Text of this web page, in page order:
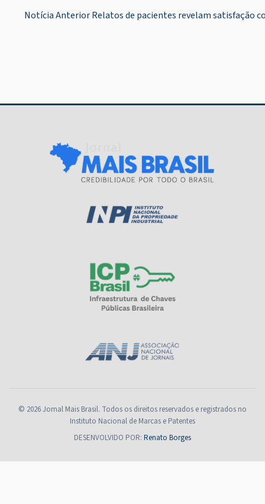
Navegação
Notícia AnteriorRelatos de pacientes revelam satisfação
© 2026 Jornal Mais Brasil. Todos os direitos reservados e registrados no
Instituto Nacional de Marcas e Patentes
DESENVOLVIDO POR: Renato Borges